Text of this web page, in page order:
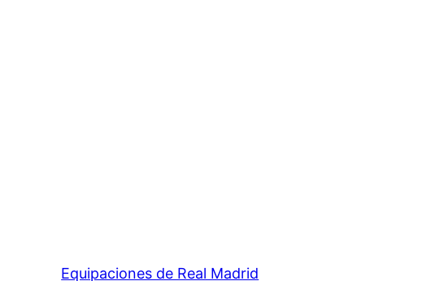
Equipaciones de Real Madrid